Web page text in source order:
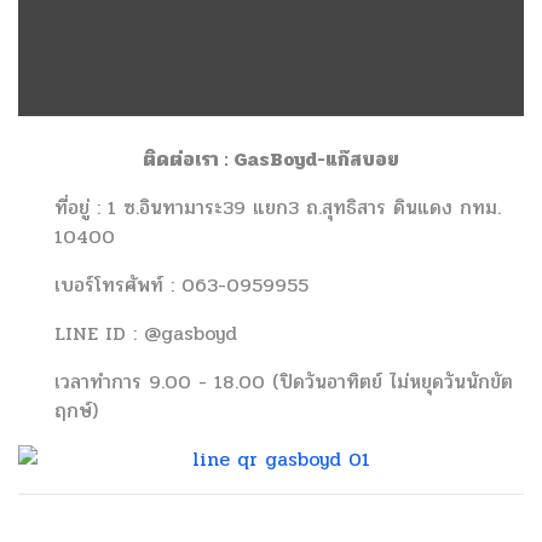
ติดต่อเรา : GasBoyd-แก๊สบอย
ที่อยู่ : 1 ซ.อินทามาระ39 แยก3 ถ.สุทธิสาร ดินแดง กทม.
10400
เบอร์โทรศัพท์ : 063-0959955
LINE ID : @gasboyd
เวลาทำการ 9.00 - 18.00 (ปิดวันอาทิตย์ ไม่หยุดวันนักขัต
ฤกษ์)